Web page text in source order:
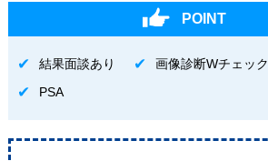
POINT
結果面談あり 画像診断Wチェック
PSA